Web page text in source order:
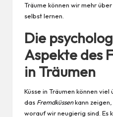
Träume können wir mehr
selbst lernen.
Die
Aspekte des
in Träumen
Küsse in Träumen können
das Fremdküssenkann zeigen,
worauf wir neugierig sind. Es